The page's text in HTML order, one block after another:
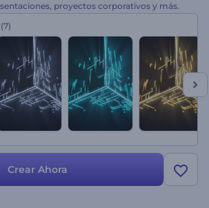
proyectos corporativos y más.
(7)
Crear Ahora